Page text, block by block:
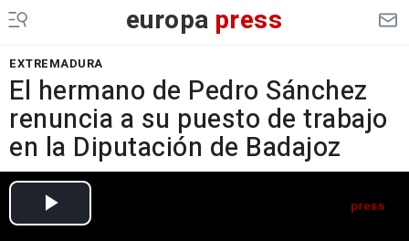
europa press
EXTREMADURA
El hermano de Pedro Sánchez
renuncia a su puesto de trabajo
en la Diputación de Badajoz